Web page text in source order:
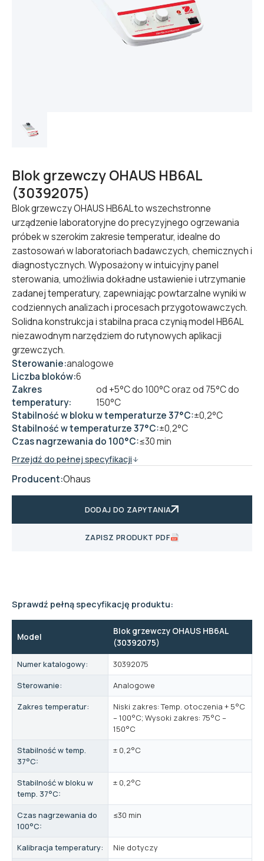
Blok grzewczy OHAUS HB6AL
(30392075)
Blok grzewczy OHAUS HB6AL to wszechstronne
urządzenie laboratoryjne do precyzyjnego ogrzewania
próbek w szerokim zakresie temperatur, idealne do
zastosowań w laboratoriach badawczych, chemicznych i
diagnostycznych. Wyposażony w intuicyjny panel
sterowania, umożliwia dokładne ustawienie i utrzymanie
zadanej temperatury, zapewniając powtarzalne wyniki w
codziennych analizach i procesach przygotowawczych.
Solidna konstrukcja i stabilna praca czynią model HB6AL
niezawodnym narzędziem do rutynowych aplikacji
grzewczych.
Sterowanie:analogowe
Liczba bloków:6
Zakres
temperatury:
od +5°C do 100°C oraz od 75°C do
150°C
Stabilność w bloku w temperaturze 37°C:±0,2°C
Stabilność w temperaturze 37°C:±0,2°C
Czas nagrzewania do 100°C:≤30 min
Przejdź do pełnej specyfikacji
Producent:Ohaus
DODAJ DO ZAPYTANIA
ZAPISZ PRODUKT PDF
Sprawdź pełną specyfikację produktu:
Model
Blok grzewczy OHAUS HB6AL
(30392075)
Numer katalogowy:
30392075
Sterowanie:
Analogowe
Zakres temperatur:
Niski zakres: Temp. otoczenia + 5°C
– 100°C; Wysoki zakres: 75°C –
150°C
Stabilność w temp.
37°C:
± 0,2°C
Stabilność w bloku w
temp. 37°C:
± 0,2°C
Czas nagrzewania do
100°C:
≤30 min
Kalibracja temperatury:
Nie dotyczy